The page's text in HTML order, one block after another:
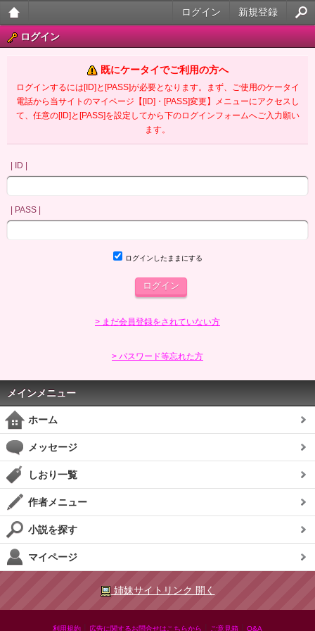
大人
ータ
イ官
新規登録
ログイン
ログイン
既にケータイでご利用の方へ
ログインするには[ID]と[PASS]が必要となります。まず、ご使用のケータイ
電話から当サイトのマイページ【[ID]・[PASS]変更】メニューにアクセスし
て、任意の[ID]と[PASS]を設定してから下のログインフォームへご入力願い
ます。
| ID |
| PASS |
ログインしたままにする
> まだ会員登録をされていない方
> パスワード等忘れた方
メインメニュー
ホーム
メッセージ
しおり一覧
作者メニュー
小説を探す
マイページ
姉妹サイトリンク 開く
利用規約 広告に関するお問合せはこちらから ご意見箱 Q&A